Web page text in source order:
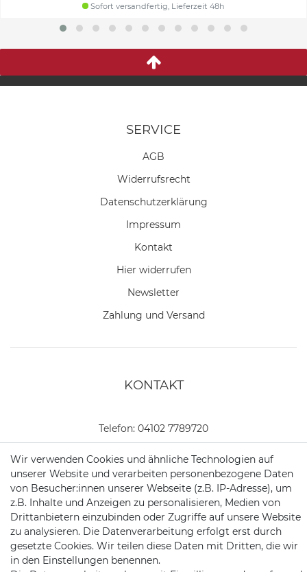
Sofort versandfertig, Lieferzeit 48h
SERVICE
AGB
Widerrufs­recht
Daten­schutz­erklärung
Impressum
Kontakt
Hier widerrufen
Newsletter
Zahlung und Versand
KONTAKT
Telefon: 04102 7789720
Mail:kundenservice@motionandsports.de
Jochim-Klindt-Str. 5
22926 Ahrensburg
Wir verwenden Cookies und ähnliche Technologien auf
unserer Website und verarbeiten personenbezogene Daten
von Besucher:innen unserer Webseite (z.B. IP-Adresse), um
z.B. Inhalte und Anzeigen zu personalisieren, Medien von
Drittanbietern einzubinden oder Zugriffe auf unsere Website
zu analysieren. Die Datenverarbeitung erfolgt erst durch
gesetzte Cookies. Wir teilen diese Daten mit Dritten, die wir
in den Einstellungen benennen.